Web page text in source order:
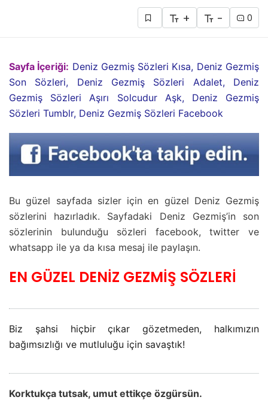
+ - 0
Sayfa İçeriği: Deniz Gezmiş Sözleri Kısa, Deniz Gezmiş
Son Sözleri, Deniz Gezmiş Sözleri Adalet, Deniz
Gezmiş Sözleri Aşırı Solcudur Aşk, Deniz Gezmiş
Sözleri Tumblr, Deniz Gezmiş Sözleri Facebook
Bu güzel sayfada sizler için en güzel Deniz Gezmiş
sözlerini hazırladık. Sayfadaki Deniz Gezmiş’in son
sözlerinin bulunduğu sözleri facebook, twitter ve
whatsapp ile ya da kısa mesaj ile paylaşın.
EN GÜZEL DENİZ GEZMİŞ SÖZLERİ
Biz şahsi hiçbir çıkar gözetmeden, halkımızın
bağımsızlığı ve mutluluğu için savaştık!
Korktukça tutsak, umut ettikçe özgürsün.